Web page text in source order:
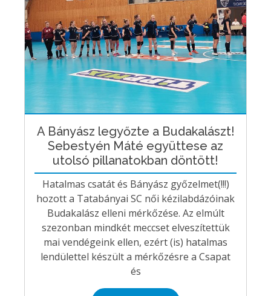
A Bányász legyőzte a Budakalászt!
Sebestyén Máté együttese az
utolsó pillanatokban döntött!
Hatalmas csatát és Bányász győzelmet(!!!)
hozott a Tatabányai SC női kézilabdázóinak
Budakalász elleni mérkőzése. Az elmúlt
szezonban mindkét meccset elveszítettük
mai vendégeink ellen, ezért (is) hatalmas
lendülettel készült a mérkőzésre a Csapat
és